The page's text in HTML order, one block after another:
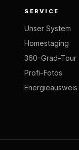
SERVICE
Unser System
Homestaging
360-Grad-Tour
Profi-Fotos
Energieausweis